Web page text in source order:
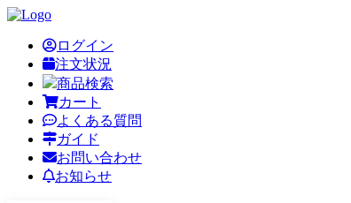
ログイン
注文状況
商品検索
カート
よくある質問
ガイド
お問い合わせ
お知らせ